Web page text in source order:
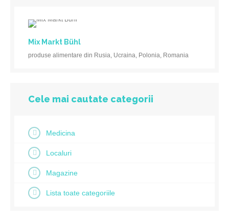
Mix Markt Bühl
produse alimentare din Rusia, Ucraina, Polonia, Romania
Cele mai cautate categorii
Medicina
Localuri
Magazine
Lista toate categoriile